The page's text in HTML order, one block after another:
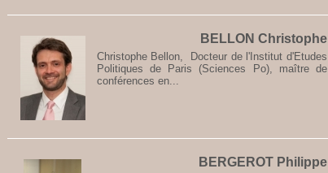
BELLON Christophe
Christophe Bellon, Docteur de l'Institut d'Etudes
Politiques de Paris (Sciences Po), maître de
conférences en...
BERGEROT Philippe